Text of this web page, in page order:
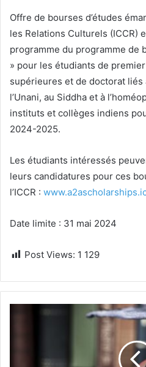
Offre de bourses d’études
les Relations Culturels (ICCR)
programme du programme de
» pour les étudiants de premier
supérieures et de doctorat liés
l’Unani, au Siddha et à
instituts et collèges indiens
2024-2025.
Les étudiants intéressés
leurs candidatures pour ces
l’ICCR :
Date limite : 31 mai 2024
Post Views: 1 129